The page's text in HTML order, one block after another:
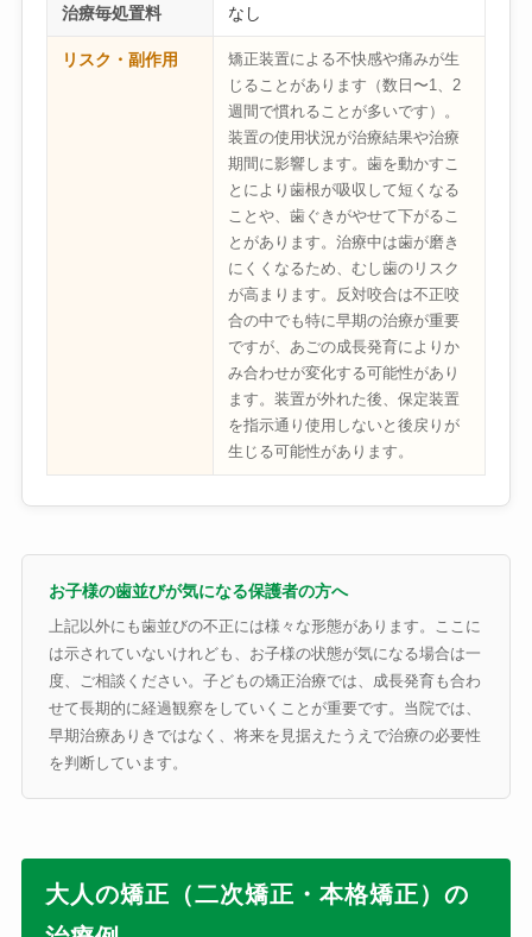
治療毎処置料 なし
リスク・副作用
矯正装置による不快感や痛みが生
じることがあります（数日〜1、2
週間で慣れることが多いです）。
装置の使用状況が治療結果や治療
期間に影響します。歯を動かすこ
とにより歯根が吸収して短くなる
ことや、歯ぐきがやせて下がるこ
とがあります。治療中は歯が磨き
にくくなるため、むし歯のリスク
が高まります。反対咬合は不正咬
合の中でも特に早期の治療が重要
ですが、あごの成長発育によりか
み合わせが変化する可能性があり
ます。装置が外れた後、保定装置
を指示通り使用しないと後戻りが
生じる可能性があります。
お子様の歯並びが気になる保護者の方へ
上記以外にも歯並びの不正には様々な形態があります。ここに
は示されていないけれども、お子様の状態が気になる場合は一
度、ご相談ください。子どもの矯正治療では、成長発育も合わ
せて長期的に経過観察をしていくことが重要です。当院では、
早期治療ありきではなく、将来を見据えたうえで治療の必要性
を判断しています。
大人の矯正（二次矯正・本格矯正）の